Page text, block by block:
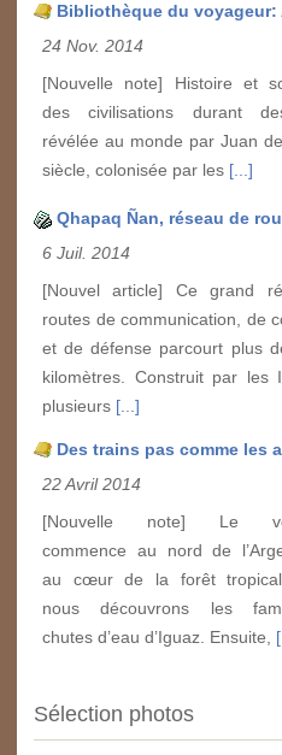
Bibliothèque du voyageur:
24 Nov. 2014
[Nouvelle note] Histoire et
des civilisations durant
révélée au monde par Juan
siècle, colonisée par les [...]
Qhapaq Ñan, réseau de
6 Juil. 2014
[Nouvel article] Ce grand
routes de communication, de
et de défense parcourt plus
kilomètres. Construit par les
plusieurs [...]
Des trains pas comme les
22 Avril 2014
[Nouvelle note] Le
commence au nord de
au cœur de la forêt
nous découvrons les
chutes d’eau d’Iguaz. Ensuite,
Sélection photos